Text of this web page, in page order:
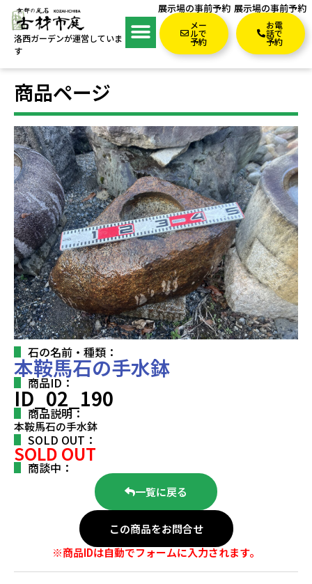
洛西ガーデンが運営していま
す
展示場の事前予約
メー
ルで
予約
展示場の事前予約
お電
話で
予約
商品ページ
石の名前・種類：
本鞍馬石の手水鉢
商品ID：
ID_02_190
商品説明：
本鞍馬石の手水鉢
SOLD OUT：
SOLD OUT
商談中：
一覧に戻る
この商品をお問合せ
※商品IDは自動でフォームに入力されます。